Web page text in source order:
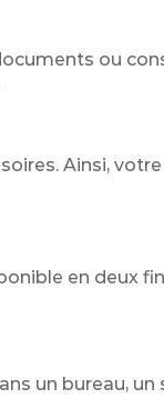
ou
Ainsi,
en deux
un bureau, un